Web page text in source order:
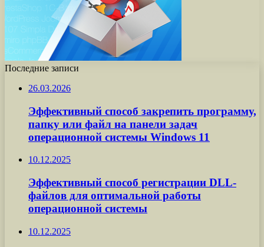
Последние записи
26.03.2026
Эффективный способ закрепить программу,
папку или файл на панели задач
операционной системы Windows 11
10.12.2025
Эффективный способ регистрации DLL-
файлов для оптимальной работы
операционной системы
10.12.2025